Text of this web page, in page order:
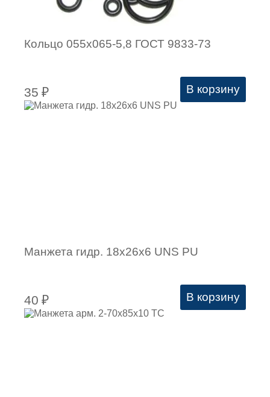
Кольцо 055х065-5,8 ГОСТ 9833-73
35 ₽ В корзину
Манжета гидр. 18х26х6 UNS PU
40 ₽ В корзину